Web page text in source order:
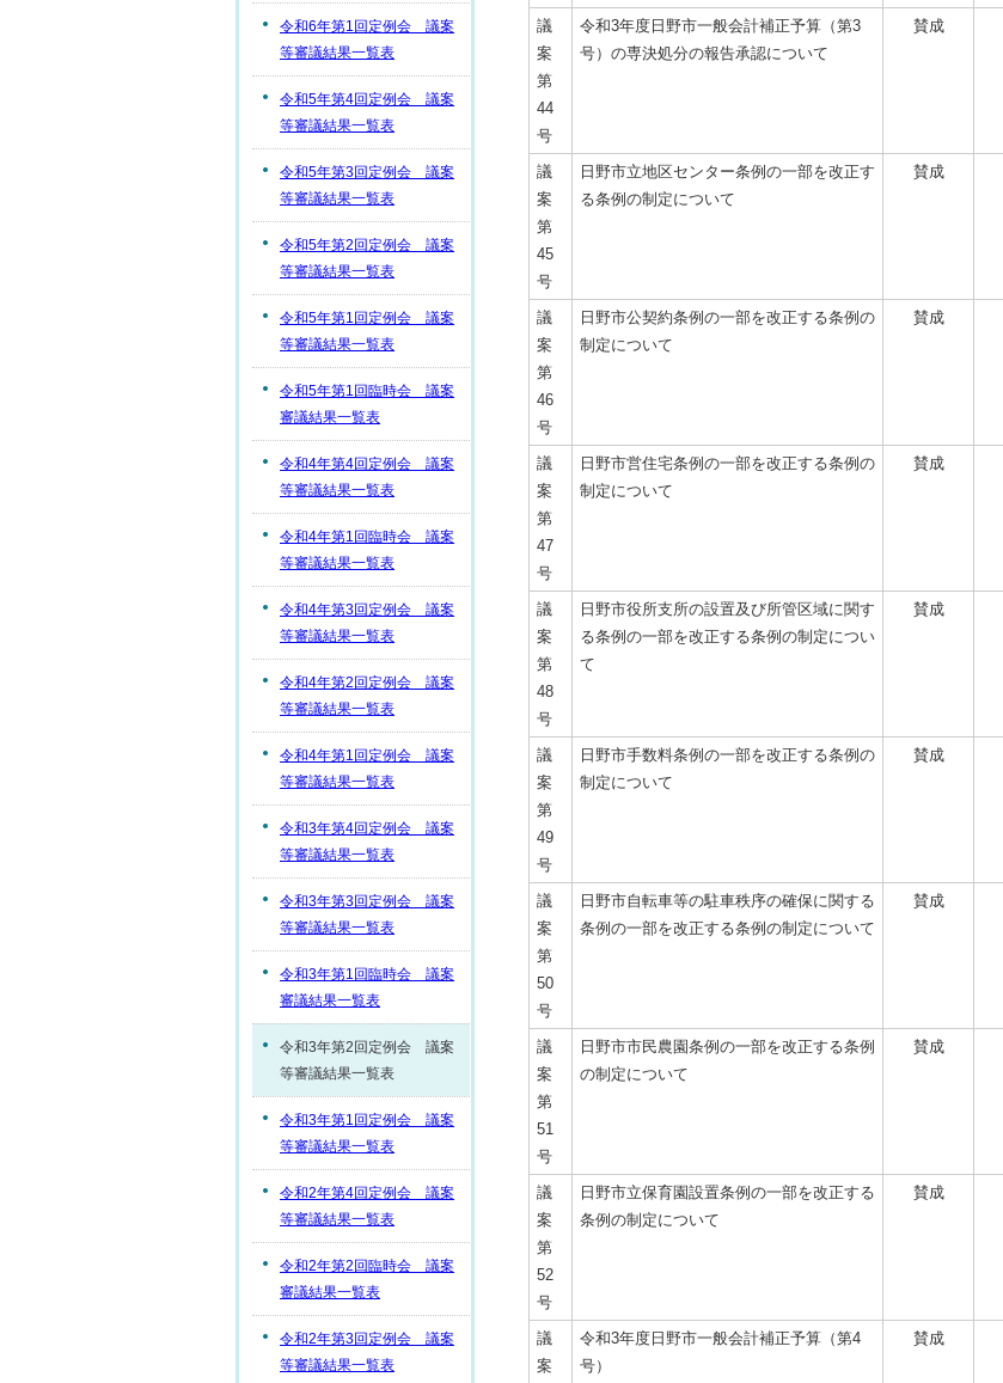
議
案
第
44
号
令和3年度日野市一般会計補正予算（第3
号）の専決処分の報告承認について
賛成
議
案
第
45
号
日野市立地区センター条例の一部を改正す
る条例の制定について
賛成
議
案
第
46
号
日野市公契約条例の一部を改正する条例の
制定について
賛成
議
案
第
47
号
日野市営住宅条例の一部を改正する条例の
制定について
賛成
議
案
第
48
号
日野市役所支所の設置及び所管区域に関す
る条例の一部を改正する条例の制定につい
て
賛成
議
案
第
49
号
日野市手数料条例の一部を改正する条例の
制定について
賛成
議
案
第
50
号
日野市自転車等の駐車秩序の確保に関する
条例の一部を改正する条例の制定について
賛成
議
案
第
51
号
日野市市民農園条例の一部を改正する条例
の制定について
賛成
議
案
第
52
号
日野市立保育園設置条例の一部を改正する
条例の制定について
賛成
議
案
令和3年度日野市一般会計補正予算（第4
号）
賛成
令和6年第1回定例会 議案
等審議結果一覧表
令和5年第4回定例会 議案
等審議結果一覧表
令和5年第3回定例会 議案
等審議結果一覧表
令和5年第2回定例会 議案
等審議結果一覧表
令和5年第1回定例会 議案
等審議結果一覧表
令和5年第1回臨時会 議案
審議結果一覧表
令和4年第4回定例会 議案
等審議結果一覧表
令和4年第1回臨時会 議案
等審議結果一覧表
令和4年第3回定例会 議案
等審議結果一覧表
令和4年第2回定例会 議案
等審議結果一覧表
令和4年第1回定例会 議案
等審議結果一覧表
令和3年第4回定例会 議案
等審議結果一覧表
令和3年第3回定例会 議案
等審議結果一覧表
令和3年第1回臨時会 議案
審議結果一覧表
令和3年第2回定例会 議案
等審議結果一覧表
令和3年第1回定例会 議案
等審議結果一覧表
令和2年第4回定例会 議案
等審議結果一覧表
令和2年第2回臨時会 議案
審議結果一覧表
令和2年第3回定例会 議案
等審議結果一覧表